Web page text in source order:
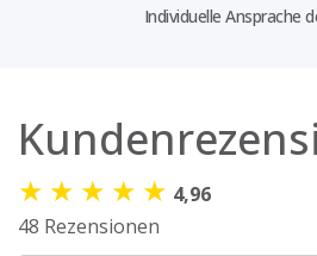
Individuelle Ansprache
★ ★ ★ ★ ★ 4,96
48 Rezensionen